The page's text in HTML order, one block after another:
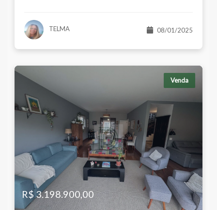
TELMA 08/01/2025
Venda
R$ 3.198.900,00